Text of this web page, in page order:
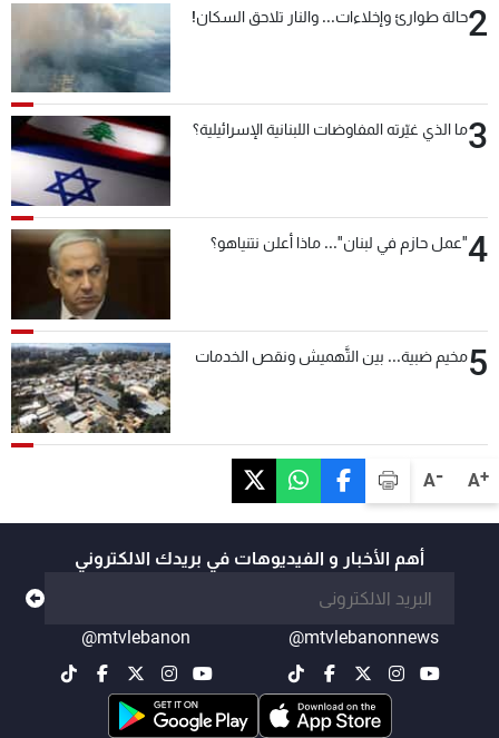
A+
A-
2حالة طوارئ وإخلاءات... والنار تلاحق السكان!
3ما الذي غيّرته المفاوضات اللبنانية الإسرائيلية؟
4"عمل حازم في لبنان"... ماذا أعلن نتنياهو؟
5مخيم ضبية... بين التَّهميش ونقص الخدمات
أهم الأخبار و الفيديوهات في بريدك الالكتروني
@mtvlebanonnews
@mtvlebanon